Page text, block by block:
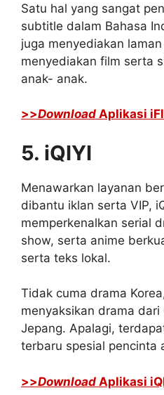
Satu hal yang sangat
subtitle dalam Bahasa
juga menyediakan
menyediakan film serta
anak- anak.
>>Download Aplikasi
5. iQIYI
Menawarkan layanan
dibantu iklan serta VIP,
memperkenalkan serial
show, serta anime
serta teks lokal.
Tidak cuma drama
menyaksikan drama dari
Jepang. Apalagi,
terbaru spesial pencinta
>>Download Aplikasi